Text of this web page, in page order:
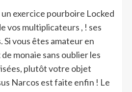
exercice pourboire Locked
vos multiplicateurs , ! ses
Si vous êtes amateur en
monaie sans oublier les
plutôt votre objet
Narcos est faite enfin ! Le